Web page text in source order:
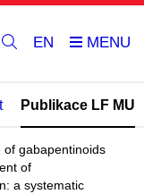
EN
Publikace LF MU
of gabapentinoids
of
a systematic